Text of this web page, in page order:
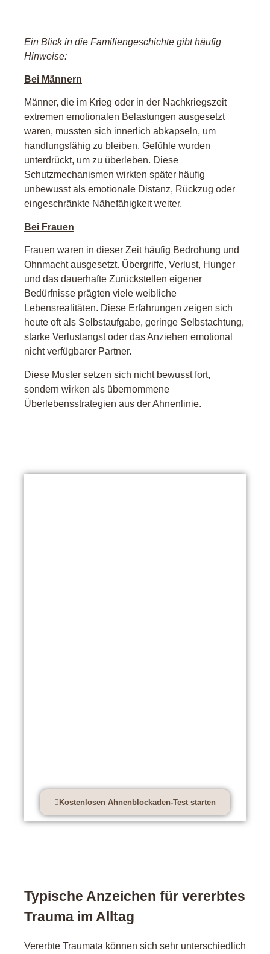
Ein Blick in die Familiengeschichte gibt häufig
Hinweise:
Bei Männern
Männer, die im Krieg oder in der Nachkriegszeit
extremen emotionalen Belastungen ausgesetzt
waren, mussten sich innerlich abkapseln, um
handlungsfähig zu bleiben. Gefühle wurden
unterdrückt, um zu überleben. Diese
Schutzmechanismen wirkten später häufig
unbewusst als emotionale Distanz, Rückzug oder
eingeschränkte Nähefähigkeit weiter.
Bei Frauen
Frauen waren in dieser Zeit häufig Bedrohung und
Ohnmacht ausgesetzt. Übergriffe, Verlust, Hunger
und das dauerhafte Zurückstellen eigener
Bedürfnisse prägten viele weibliche
Lebensrealitäten. Diese Erfahrungen zeigen sich
heute oft als Selbstaufgabe, geringe Selbstachtung,
starke Verlustangst oder das Anziehen emotional
nicht verfügbarer Partner.
Diese Muster setzen sich nicht bewusst fort,
sondern wirken als übernommene
Überlebensstrategien aus der Ahnenlinie.
Kostenlosen Ahnenblockaden-Test starten
Typische Anzeichen für vererbtes
Trauma im Alltag
Vererbte Traumata können sich sehr unterschiedlich